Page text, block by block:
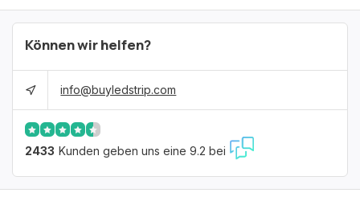
Können wir helfen?
info@buyledstrip.com
2433 Kunden geben uns eine 9.2 bei